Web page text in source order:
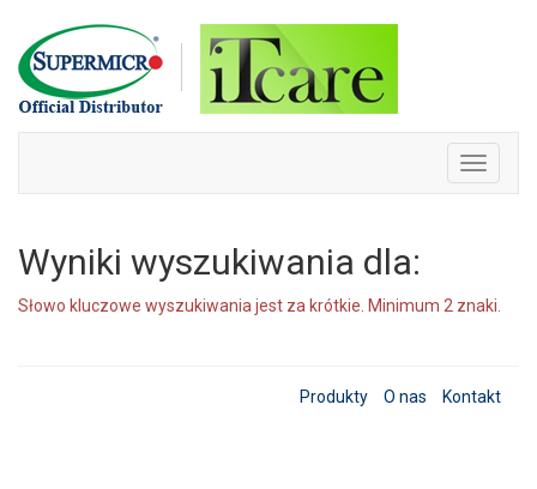
Skip
to
content
Toggle
Wyniki wyszukiwania dla:
Słowo kluczowe wyszukiwania jest za krótkie. Minimum 2 znaki.
Produkty O nas Kontakt